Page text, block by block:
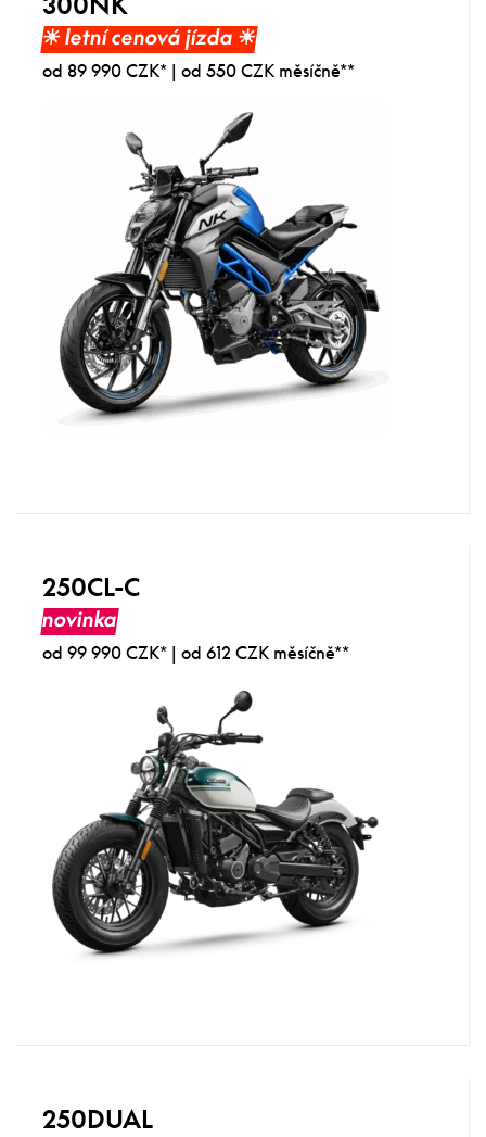
☀︎ letní cenová jízda ☀︎
od 89 990 CZK* | od 550 CZK měsíčně**
250CL-C
novinka
od 99 990 CZK* | od 612 CZK měsíčně**
250DUAL